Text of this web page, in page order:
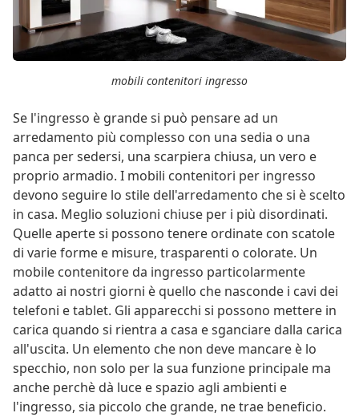
mobili contenitori ingresso
Se l'ingresso è grande si può pensare ad un
arredamento più complesso con una sedia o una
panca per sedersi, una scarpiera chiusa, un vero e
proprio armadio. I mobili contenitori per ingresso
devono seguire lo stile dell'arredamento che si è scelto
in casa. Meglio soluzioni chiuse per i più disordinati.
Quelle aperte si possono tenere ordinate con scatole
di varie forme e misure, trasparenti o colorate. Un
mobile contenitore da ingresso particolarmente
adatto ai nostri giorni è quello che nasconde i cavi dei
telefoni e tablet. Gli apparecchi si possono mettere in
carica quando si rientra a casa e sganciare dalla carica
all'uscita. Un elemento che non deve mancare è lo
specchio, non solo per la sua funzione principale ma
anche perchè dà luce e spazio agli ambienti e
l'ingresso, sia piccolo che grande, ne trae beneficio.